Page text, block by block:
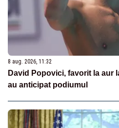
8 aug. 2026, 11:32
David Popovici, favorit la aur
au anticipat podiumul